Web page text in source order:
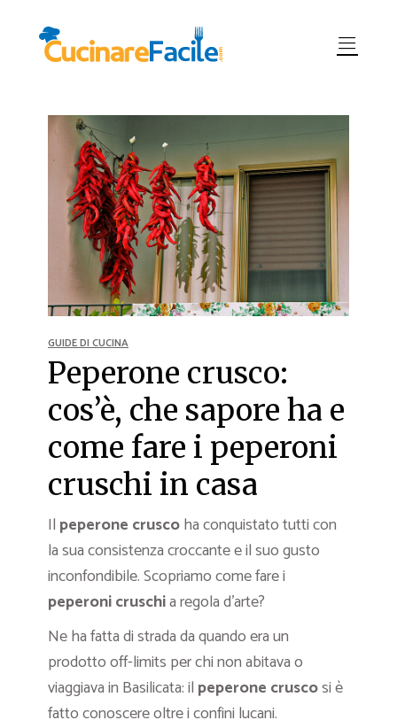
GUIDE DI CUCINA
Peperone crusco:
cos’è, che sapore ha e
come fare i peperoni
cruschi in casa
Il peperone cruscoha conquistato tutti con
la sua consistenza croccante e il suo gusto
inconfondibile. Scopriamo come fare i
peperoni cruschia regola d’arte?
Ne ha fatta di strada da quando era un
prodotto off-limits per chi non abitava o
viaggiava in Basilicata: il peperone cruscosi è
fatto conoscere oltre i confini lucani.